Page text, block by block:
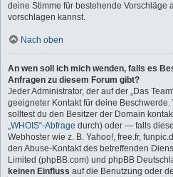
deine Stimme für bestehende Vorschläge
vorschlagen kannst.
Nach oben
An wen soll ich mich wenden, falls es
Anfragen zu diesem Forum gibt?
Jeder Administrator, der auf der „Das
geeigneter Kontakt für deine
solltest du den Besitzer der Domain
„WHOIS“-Abfrage durch) oder — falls
Webhoster wie z. B. Yahoo!, free.fr,
den Abuse-Kontakt des betreffenden
Limited (phpBB.com) und phpBB
keinen Einfluss auf die Benutzung oder